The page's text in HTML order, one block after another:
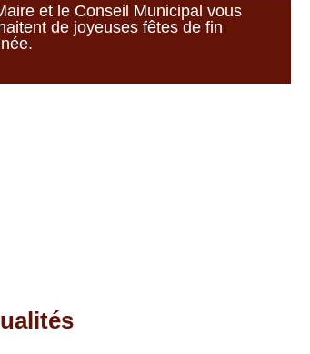
et le Conseil Municipal vous
de joyeuses fêtes de fin